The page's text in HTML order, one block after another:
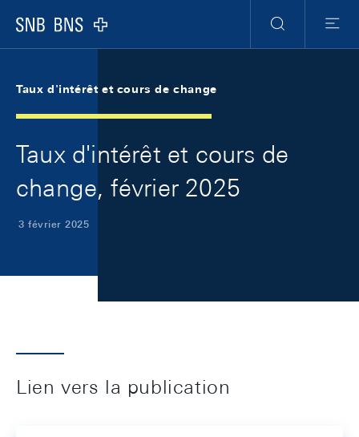
Logo
RechercheMenu
Taux d'intérêt et cours de change
Taux d'intérêt et cours de
change, février 2025
3 février 2025
Lien vers la publication